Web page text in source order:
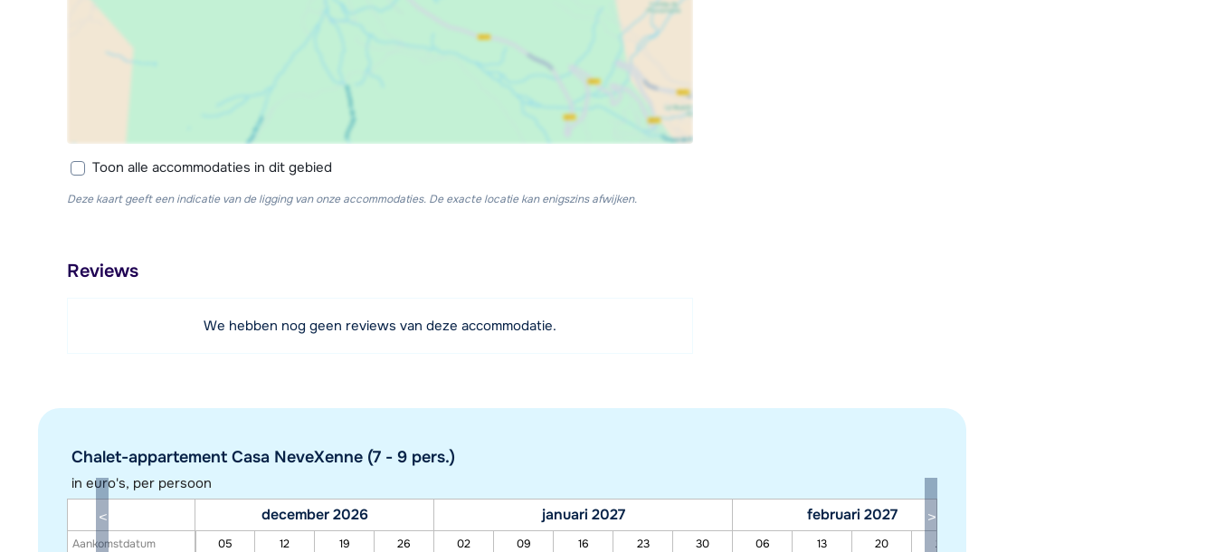
Toon alle accommodaties in dit gebied
Deze kaart geeft een indicatie van de ligging van onze accommodaties. De exacte locatie kan enigszins afwijken.
Reviews
We hebben nog geen reviews van deze accommodatie.
Chalet-appartement Casa NeveXenne (7 - 9 pers.)
in euro's, per persoon
Aankomstdatum
december 2026 januari 2027 februari 2027
05 12 19 26 02 09 16 23 30 06 13 20 27